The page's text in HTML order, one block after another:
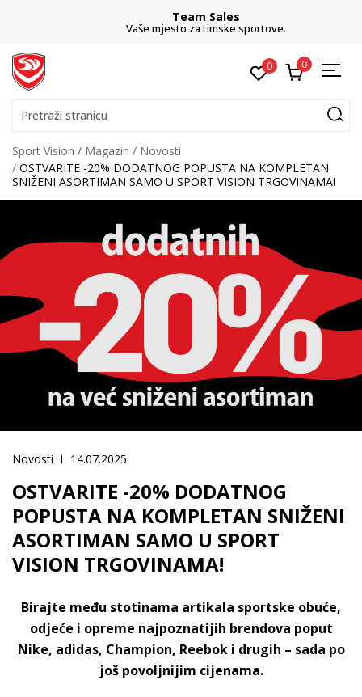
Team Sales
Vaše mjesto za timske sportove.
0 0
Pretraži stranicu
Sport Vision Magazin
Novosti
OSTVARITE -20% DODATNOG POPUSTA NA KOMPLETAN
SNIŽENI ASORTIMAN SAMO U SPORT VISION TRGOVINAMA!
Novosti 14.07.2025.
OSTVARITE -20% DODATNOG
POPUSTA NA KOMPLETAN SNIŽENI
ASORTIMAN SAMO U SPORT
VISION TRGOVINAMA!
Birajte među stotinama artikala sportske obuće,
odjeće i opreme najpoznatijih brendova poput
Nike, adidas, Champion, Reebok i drugih – sada po
još povoljnijim cijenama.